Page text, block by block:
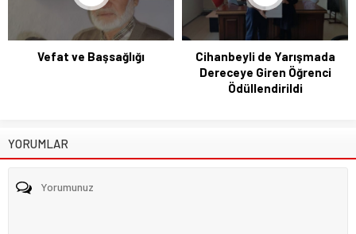
Vefat ve Başsağlığı
Cihanbeyli de Yarışmada
Dereceye Giren Öğrenci
Ödüllendirildi
YORUMLAR